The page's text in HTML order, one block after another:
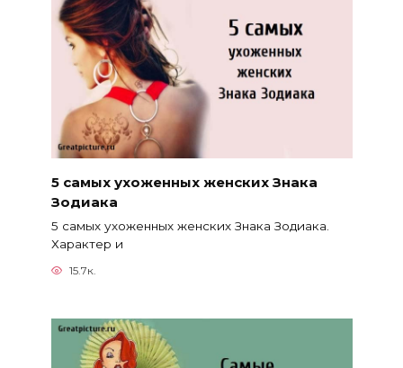
5 самых ухоженных женских Знака
Зодиака
5 самых ухоженных женских Знака Зодиака.
Характер и
15.7к.